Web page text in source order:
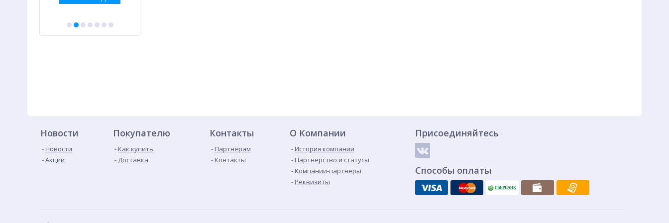
Новости
Новости
Акции
Покупателю
Как купить
Доставка
Контакты
Партнёрам
Контакты
О Компании
История компании
Партнёрство и статусы
Компании-партнеры
Реквизиты
Присоединяйтесь
Способы оплаты